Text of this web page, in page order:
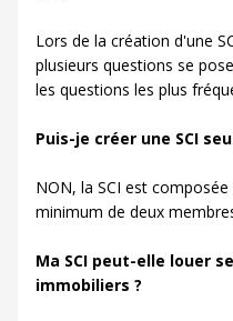
Lors de la création d'une
plusieurs questions se
les questions les plus
Puis-je créer une SCI
NON, la SCI est composée
minimum de deux
Ma SCI peut-elle louer
immobiliers ?